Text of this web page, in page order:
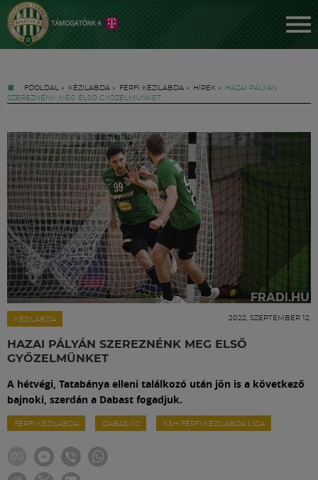
FŐOLDAL » KÉZILABDA » FÉRFI KÉZILABDA » HÍREK »
HAZAI PÁLYÁN
SZEREZNÉNK MEG ELSŐ GYŐZELMÜNKET
KÉZILABDA 2022. SZEPTEMBER 12.
HAZAI PÁLYÁN SZEREZNÉNK MEG ELSŐ
GYŐZELMÜNKET
A hétvégi, Tatabánya elleni találkozó után jön is a következő
bajnoki, szerdán a Dabast fogadjuk.
FÉRFI KÉZILABDA DABAS KC K&H FÉRFI KÉZILABDA LIGA
Jegyek
FM YouTube +
Hírek
Labdarúgás
Meccscenter
Klub